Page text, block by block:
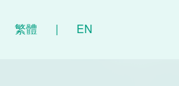
繁體 | EN